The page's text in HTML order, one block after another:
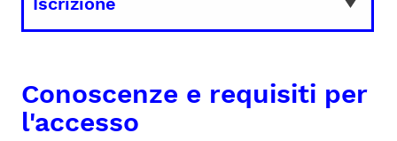
Conoscenze e requisiti per
l'accesso